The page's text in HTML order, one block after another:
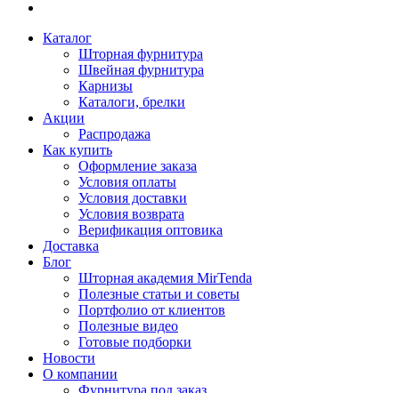
Каталог
Шторная фурнитура
Швейная фурнитура
Карнизы
Каталоги, брелки
Акции
Распродажа
Как купить
Оформление заказа
Условия оплаты
Условия доставки
Условия возврата
Верификация оптовика
Доставка
Блог
Шторная академия MirTenda
Полезные статьи и советы
Портфолио от клиентов
Полезные видео
Готовые подборки
Новости
О компании
Фурнитура под заказ